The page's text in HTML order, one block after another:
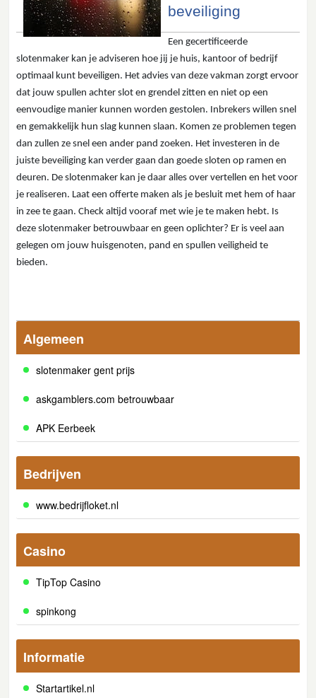
beveiliging
Een gecertificeerde
slotenmaker kan je adviseren hoe jij je huis, kantoor of bedrijf
optimaal kunt beveiligen. Het advies van deze vakman zorgt ervoor
dat jouw spullen achter slot en grendel zitten en niet op een
eenvoudige manier kunnen worden gestolen. Inbrekers willen snel
en gemakkelijk hun slag kunnen slaan. Komen ze problemen tegen
dan zullen ze snel een ander pand zoeken. Het investeren in de
juiste beveiliging kan verder gaan dan goede sloten op ramen en
deuren. De slotenmaker kan je daar alles over vertellen en het voor
je realiseren. Laat een offerte maken als je besluit met hem of haar
in zee te gaan. Check altijd vooraf met wie je te maken hebt. Is
deze slotenmaker betrouwbaar en geen oplichter? Er is veel aan
gelegen om jouw huisgenoten, pand en spullen veiligheid te
bieden.
Algemeen
slotenmaker gent prijs
askgamblers.com betrouwbaar
APK Eerbeek
Bedrijven
www.bedrijfloket.nl
Casino
TipTop Casino
spinkong
Informatie
Startartikel.nl